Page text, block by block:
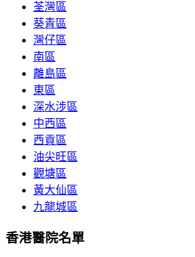
荃灣區
葵青區
灣仔區
南區
離島區
東區
深水涉區
中西區
西貢區
油尖旺區
觀塘區
黃大仙區
九龍城區
香港醫院名單